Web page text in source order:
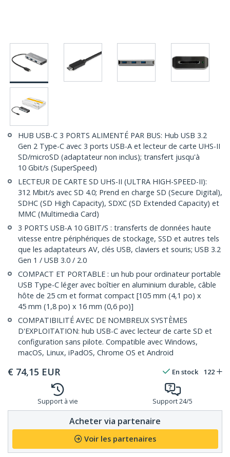
HUB USB-C 3 PORTS ALIMENTÉ PAR BUS: Hub USB 3.2
Gen 2 Type-C avec 3 ports USB-A et lecteur de carte UHS-II
SD/microSD (adaptateur non inclus); transfert jusqu'à
10 Gbit/s (SuperSpeed)
LECTEUR DE CARTE SD UHS-II (ULTRA HIGH-SPEED-II):
312 Mbit/s avec SD 4.0; Prend en charge SD (Secure Digital),
SDHC (SD High Capacity), SDXC (SD Extended Capacity) et
MMC (Multimedia Card)
3 PORTS USB-A 10 GBIT/S : transferts de données haute
vitesse entre périphériques de stockage, SSD et autres tels
que les adaptateurs AV, clés USB, claviers et souris; USB 3.2
Gen 1 / USB 3.0 / 2.0
COMPACT ET PORTABLE : un hub pour ordinateur portable
USB Type-C léger avec boîtier en aluminium durable, câble
hôte de 25 cm et format compact [105 mm (4,1 po) x
45 mm (1,8 po) x 16 mm (0,6 po)]
COMPATIBILITÉ AVEC DE NOMBREUX SYSTÈMES
D'EXPLOITATION: hub USB-C avec lecteur de carte SD et
configuration sans pilote. Compatible avec Windows,
macOS, Linux, iPadOS, Chrome OS et Android
€ 74,15 EUR En stock 122
Support à vie Support 24/5
Acheter via partenaire
Voir les partenaires